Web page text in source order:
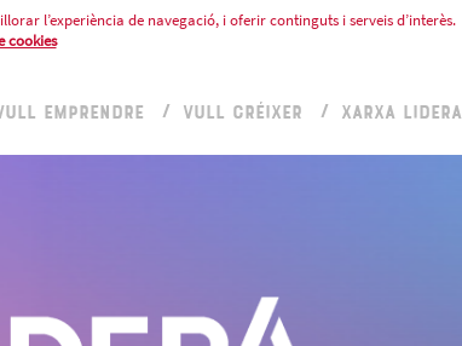
l’experiència de navegació, i oferir continguts i serveis d’interès.
cookies
EMPRENDRE VULL CRÉIXER XARXA LIDERA